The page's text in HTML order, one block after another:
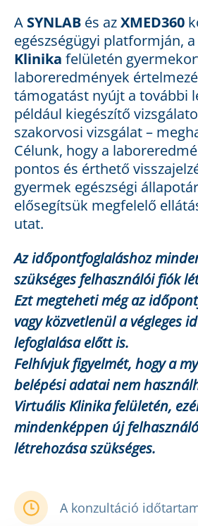
A SYNLAB és azXMED360
egészségügyi platformján, a
Klinika felületén
laboreredmények
támogatást nyújt a további
például kiegészítő
szakorvosi vizsgálat –
Célunk, hogy a
pontos és érthető
gyermek egészségi
elősegítsük megfelelő
utat.
Az időpontfoglaláshoz
szükséges felhasználói fiók
Ezt megteheti még az
vagy közvetlenül a végleges
lefoglalása előtt is.
Felhívjuk figyelmét, hogy a
belépési adatai nem
Virtuális Klinika felületén,
mindenképpen új
létrehozása szükséges.
A konzultáció